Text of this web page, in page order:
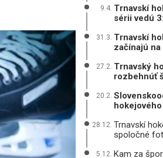
9.4. Trnavskí
sérii vedú
31.3. Trnavskí
začínajú
27.2. Trnavský
rozbehnúť
20.2.
28.12. Trnavskí
spoločné
5.12. Kam za